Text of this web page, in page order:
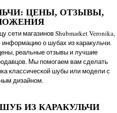
ЦЕНЫ, ОТЗЫВЫ,
сети магазинов Shubmarket Veronika,
о шубах из каракульчи.
реальные отзывы и лучшие
Мы помогаем вам сделать
классической шубы или модели с
дизайном.
ИЗ КАРАКУЛЬЧИ